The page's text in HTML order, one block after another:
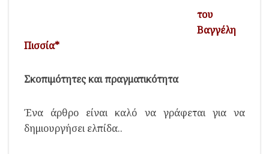
του
Βαγγέλη
Πισσία*
Σκοπιμότητες και πραγματικότητα
Ένα άρθρο είναι καλό να γράφεται για να
δημιουργήσει ελπίδα..